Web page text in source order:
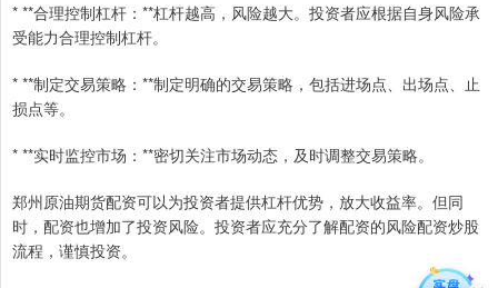
* **合理控制杠杆：**杠杆越高，风险越大。投资者应根据自身风险承
受能力合理控制杠杆。
* **制定交易策略：**制定明确的交易策略，包括进场点、出场点、止
损点等。
* **实时监控市场：**密切关注市场动态，及时调整交易策略。
郑州原油期货配资可以为投资者提供杠杆优势，放大收益率。但同
时，配资也增加了投资风险。投资者应充分了解配资的风险配资炒股
流程，谨慎投资。